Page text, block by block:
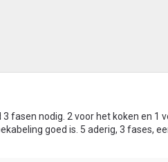
fasen nodig. 2 voor het koken en 1
goed is. 5 aderig, 3 fases,